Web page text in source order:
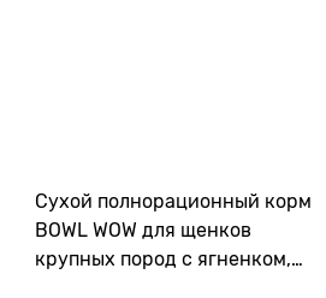
Сухой полнорационный корм
BOWL WOW для щенков
крупных пород с ягненком,